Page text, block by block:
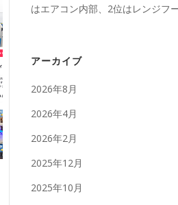
はエアコン内部、2位はレンジフ
アーカイブ
2026年8月
2026年4月
2026年2月
2025年12月
2025年10月